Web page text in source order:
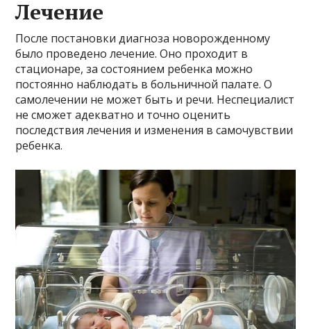
Лечение
После постановки диагноза новорожденному
было проведено лечение. Оно проходит в
стационаре, за состоянием ребенка можно
постоянно наблюдать в больничной палате. О
самолечении не может быть и речи. Неспециалист
не сможет адекватно и точно оценить
последствия лечения и изменения в самочувствии
ребенка.